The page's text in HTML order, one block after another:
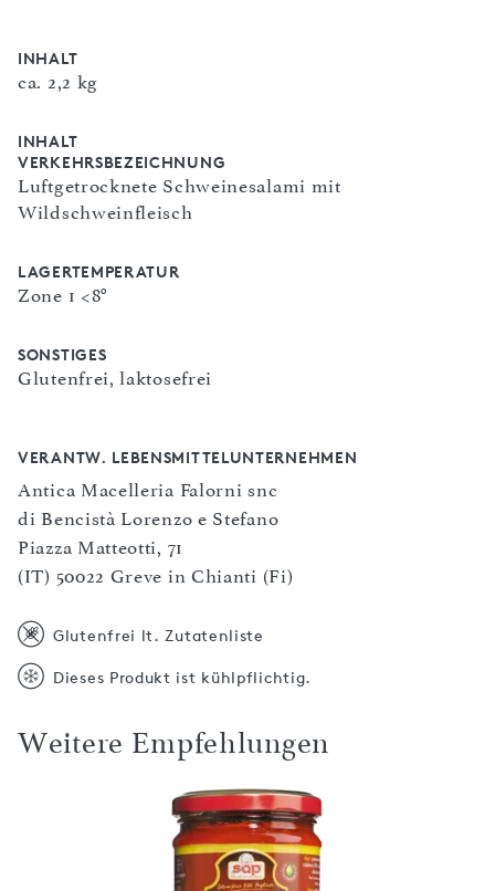
INHALT
ca. 2,2 kg
INHALT
VERKEHRSBEZEICHNUNG
Luftgetrocknete Schweinesalami mit
Wildschweinfleisch
LAGERTEMPERATUR
Zone 1 <8°
SONSTIGES
Glutenfrei, laktosefrei
VERANTW. LEBENSMITTELUNTERNEHMEN
Antica Macelleria Falorni snc
di Bencistà Lorenzo e Stefano
Piazza Matteotti, 71
(IT) 50022 Greve in Chianti (Fi)
Glutenfrei lt. Zutatenliste
Dieses Produkt ist kühlpflichtig.
Weitere Empfehlungen